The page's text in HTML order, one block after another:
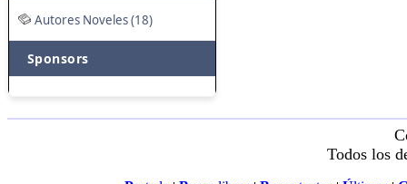
Autores Noveles (18)
Sponsors
Todos los